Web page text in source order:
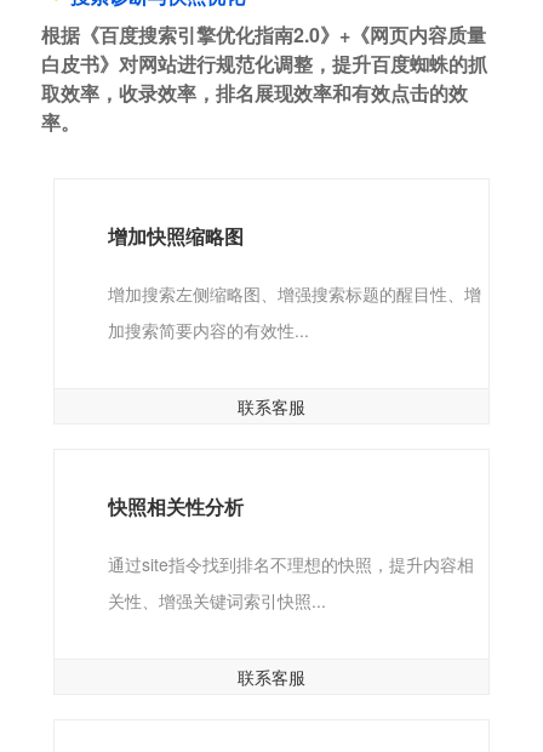
根据《百度搜索引擎优化指南2.0》+《网页内容质量
白皮书》对网站进行规范化调整，提升百度蜘蛛的抓
取效率，收录效率，排名展现效率和有效点击的效
率。
增加快照缩略图
增加搜索左侧缩略图、增强搜索标题的醒目性、增
加搜索简要内容的有效性...
联系客服
快照相关性分析
通过site指令找到排名不理想的快照，提升内容相
关性、增强关键词索引快照...
联系客服